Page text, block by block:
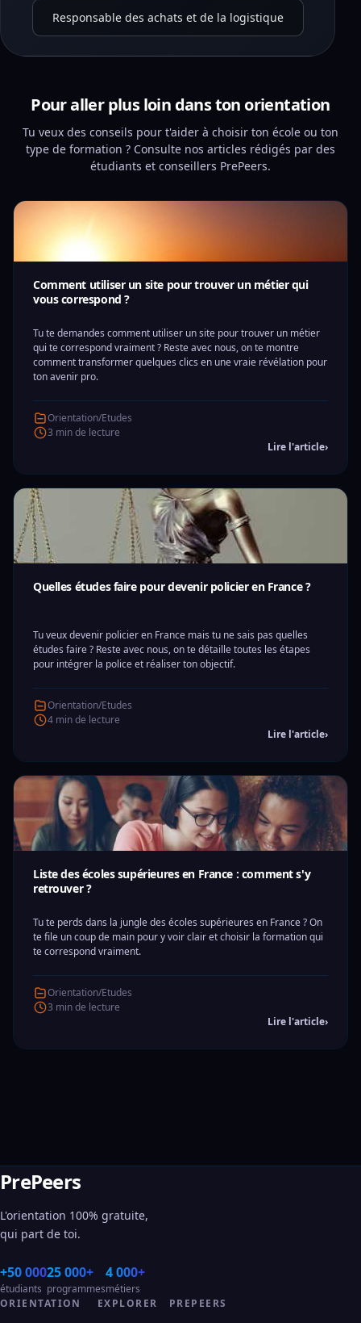
Responsable des achats et de la logistique
Pour aller plus loin dans ton orientation
Tu veux des conseils pour t'aider à choisir ton école ou ton
type de formation ? Consulte nos articles rédigés par des
étudiants et conseillers PrePeers.
Comment utiliser un site pour trouver un métier qui
vous correspond ?
Tu te demandes comment utiliser un site pour trouver un métier
qui te correspond vraiment ? Reste avec nous, on te montre
comment transformer quelques clics en une vraie révélation pour
ton avenir pro.
Orientation/Etudes
3 min de lecture
Lire l'article›
Quelles études faire pour devenir policier en France ?
Tu veux devenir policier en France mais tu ne sais pas quelles
études faire ? Reste avec nous, on te détaille toutes les étapes
pour intégrer la police et réaliser ton objectif.
Orientation/Etudes
4 min de lecture
Lire l'article›
Liste des écoles supérieures en France : comment s'y
retrouver ?
Tu te perds dans la jungle des écoles supérieures en France ? On
te file un coup de main pour y voir clair et choisir la formation qui
te correspond vraiment.
Orientation/Etudes
3 min de lecture
Lire l'article›
PrePeers
L'orientation 100% gratuite,
qui part de toi.
+50 000
étudiants
25 000+
programmes
4 000+
métiers
ORIENTATION
EXPLORER PREPEERS